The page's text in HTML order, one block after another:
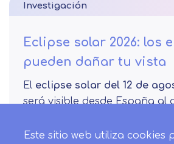
Investigación
Eclipse solar 2026: los
pueden dañar tu vista
El eclipse solar del 12 de
será visible desde España al
Este sitio web utiliza cookies